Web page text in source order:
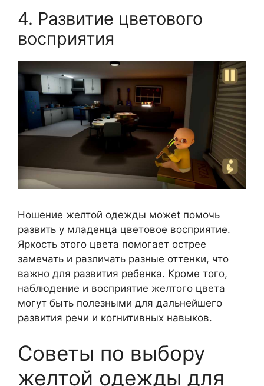
4. Развитие цветового
восприятия
Ношение желтой одежды можеt помочь
развить у младенца цветовое восприятие.
Яркость этого цвета помогает острее
замечать и различать разные оттенки, что
важно для развития ребенка. Кроме того,
наблюдение и восприятие желтого цвета
могут быть полезными для дальнейшего
развития речи и когнитивных навыков.
Советы по выбору
желтой одежды для